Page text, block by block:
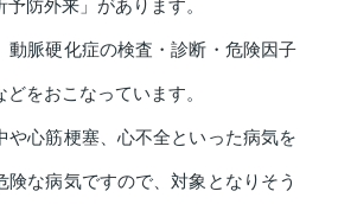
防外来」があります。
動脈硬化症の検査・診断・危険因子
をおこなっています。
や心筋梗塞、心不全といった病気を
険な病気ですので、対象となりそう